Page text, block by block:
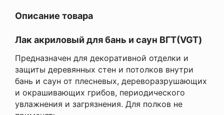
Описание товара
Лак акриловый для бань и саун ВГТ(VGT)
Предназначен для декоративной отделки и
защиты деревянных стен и потолков внутри
бань и саун от плесневых, дереворазрушающих
и окрашивающих грибов, периодического
увлажнения и загрязнения. Для полков не